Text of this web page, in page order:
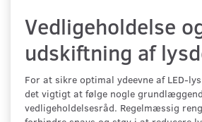
Vedligeholdelse
udskiftning af
For at sikre optimal ydeevne af LED-
det vigtigt at følge nogle
vedligeholdelsesråd. Regelmæssig